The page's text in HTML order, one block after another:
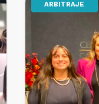
ARBITRAJE